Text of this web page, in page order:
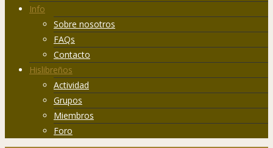
Info
Sobre nosotros
FAQs
Contacto
Hislibreños
Actividad
Grupos
Miembros
Foro